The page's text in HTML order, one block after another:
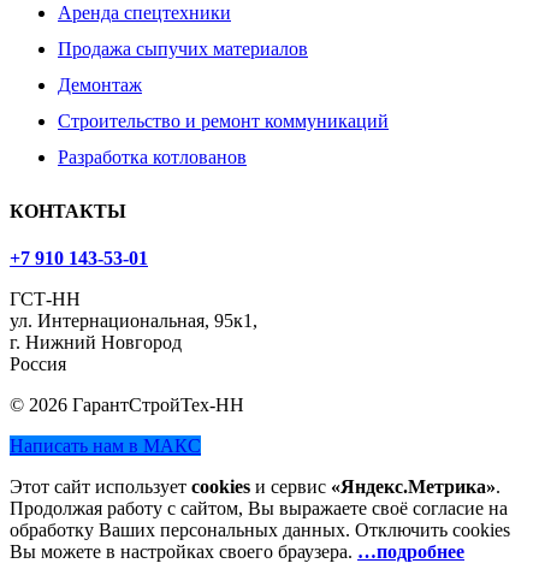
Аренда спецтехники
Продажа сыпучих материалов
Демонтаж
Строительство и ремонт коммуникаций
Разработка котлованов
КОНТАКТЫ
+7 910 143-53-01
ГСТ-НН
ул. Интернациональная, 95к1,
г. Нижний Новгород
Россия
© 2026 ГарантСтройТех-НН
Написать нам в МАКС
Этот сайт использует cookies и сервис «Яндекс.Метрика».
Продолжая работу с сайтом, Вы выражаете своё согласие на
обработку Ваших персональных данных. Отключить cookies
Вы можете в настройках своего браузера. …подробнее